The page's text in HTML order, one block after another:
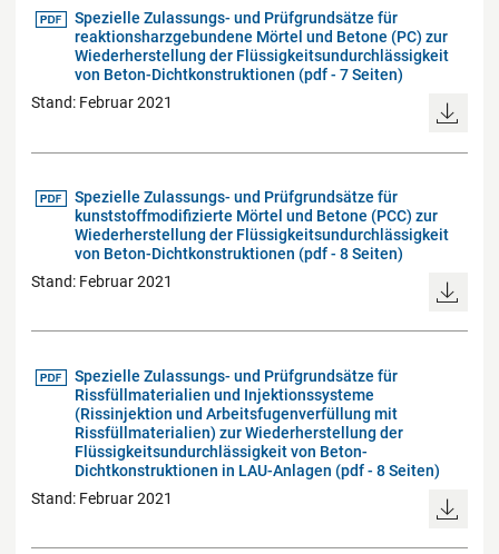
Spezielle Zulassungs- und Prüfgrundsätze für
reaktionsharzgebundene Mörtel und Betone (PC) zur
Wiederherstellung der Flüssigkeitsundurchlässigkeit
von Beton-Dichtkonstruktionen (pdf - 7 Seiten)
Stand: Februar 2021
Spezielle Zulassungs- und Prüfgrundsätze für
kunststoffmodifizierte Mörtel und Betone (PCC) zur
Wiederherstellung der Flüssigkeitsundurchlässigkeit
von Beton-Dichtkonstruktionen (pdf - 8 Seiten)
Stand: Februar 2021
Spezielle Zulassungs- und Prüfgrundsätze für
Rissfüllmaterialien und Injektionssysteme
(Rissinjektion und Arbeitsfugenverfüllung mit
Rissfüllmaterialien) zur Wiederherstellung der
Flüssigkeitsundurchlässigkeit von Beton-
Dichtkonstruktionen in LAU-Anlagen (pdf - 8 Seiten)
Stand: Februar 2021